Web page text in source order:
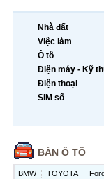
Nhà đất
Việc làm
Ô tô
Điện máy - Kỹ
Điện thoại
SIM số
BÁN Ô TÔ
BMW TOYOTA